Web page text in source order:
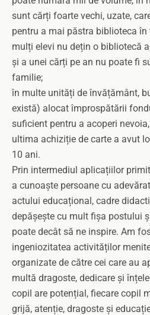
sunt cărți foarte vechi, uzate,
pentru a mai păstra biblioteca în
mulți elevi nu dețin o bibliotecă
și a unei cărți pe an nu poate fi
familie;
în multe unități de învățământ,
există) alocat împrospătării
suficient pentru a acoperi
ultima achiziție de carte a avut
10 ani.
Prin intermediul aplicațiilor
a cunoaște persoane cu
actului educațional, cadre
depășește cu mult fișa postului
poate decât să ne inspire. Am
ingeniozitatea activităților
organizate de către cei care au
multă dragoste, dedicare și
copil are potențial, fiecare copil
grijă, atenție, dragoste și